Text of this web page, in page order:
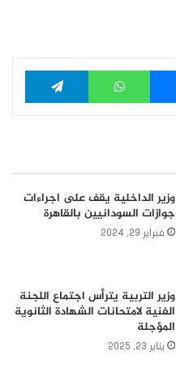
ماسنجر واتساب
وزير الداخلية يقف على اجراءات
جوازات السودانيين بالقاهرة
فبراير 29, 2024
وزير التربية يترأس اجتماع اللجنة
الفنية لامتحانات الشهادة الثانوية
المؤجلة
يناير 23, 2025